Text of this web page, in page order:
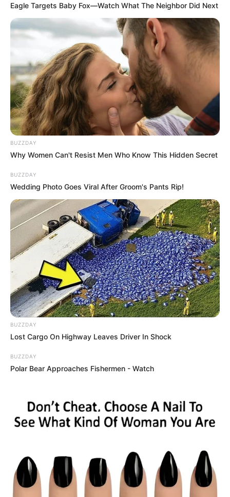
Eagle Targets Baby Fox—Watch What The Neighbor Did Next
BUZZDAY
Why Women Can't Resist Men Who Know This Hidden Secret
BUZZDAY
Wedding Photo Goes Viral After Groom's Pants Rip!
BUZZDAY
Lost Cargo On Highway Leaves Driver In Shock
BUZZDAY
Polar Bear Approaches Fishermen - Watch